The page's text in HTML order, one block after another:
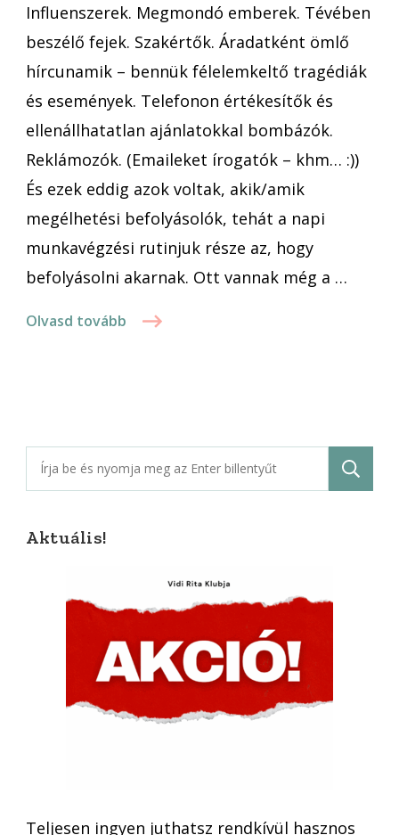
Influenszerek. Megmondó emberek. Tévében
beszélő fejek. Szakértők. Áradatként ömlő
hírcunamik – bennük félelemkeltő tragédiák
és események. Telefonon értékesítők és
ellenállhatatlan ajánlatokkal bombázók.
Reklámozók. (Emaileket írogatók – khm… :))
És ezek eddig azok voltak, akik/amik
megélhetési befolyásolók, tehát a napi
munkavégzési rutinjuk része az, hogy
befolyásolni akarnak. Ott vannak még a …
Olvasd tovább
Keresés:
Aktuális!
Teljesen ingyen juthatsz rendkívül hasznos